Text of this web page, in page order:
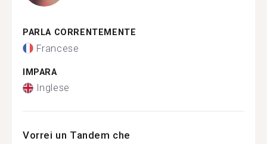
PARLA CORRENTEMENTE
Francese
IMPARA
Inglese
Vorrei un Tandem che